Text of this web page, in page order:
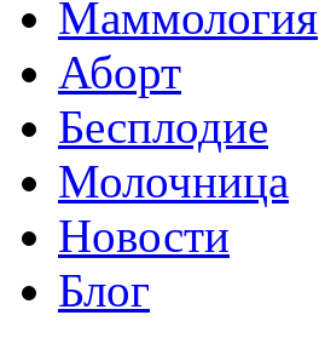
Маммология
Аборт
Бесплодие
Молочница
Новости
Блог